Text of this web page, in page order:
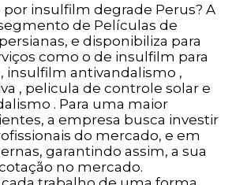
insulfilm degrade Perus? A
de Películas de
e disponibiliza para
como o de insulfilm para
insulfilm antivandalismo ,
, pelicula de controle solar e
. Para uma maior
a empresa busca investir
do mercado, e em
garantindo assim, a sua
no mercado.